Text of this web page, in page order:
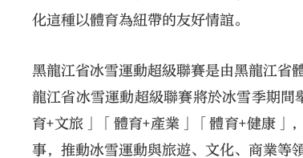
化這種以體育為紐帶的友好情誼。
黑龍江省冰雪運動超級聯賽是由黑龍江
龍江省冰雪運動超級聯賽將於冰雪季期
育+文旅」「體育+產業」「體育+健康」
事，推動冰雪運動與旅遊、文化、商業等